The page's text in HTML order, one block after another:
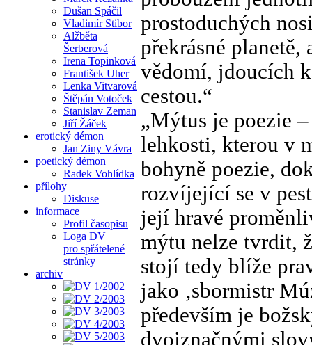
Dušan Spáčil
Vladimír Stibor
Alžběta
Šerberová
Irena Topinková
František Uher
Lenka Vitvarová
Štěpán Votoček
Stanislav Zeman
Jiří Žáček
erotický démon
Jan Ziny Vávra
poetický démon
Radek Vohlídka
přílohy
Diskuse
informace
Profil časopisu
Loga DV
pro spřátelené
stránky
archiv
prostoduchých
překrásné planetě,
vědomí, jdoucích
cestou.“
„Mýtus je poezie
lehkosti, kterou v
bohyně poezie,
rozvíjející se v
její hravé
mýtu nelze tvrdit,
stojí tedy blíže
jako ‚sbormistr
především je
dvojznačnými